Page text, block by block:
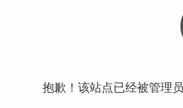
抱歉！该站点已经被管理